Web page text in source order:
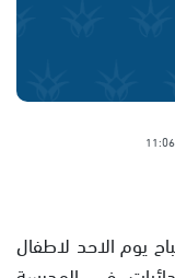
11:06
يوم الاحد لاطفال